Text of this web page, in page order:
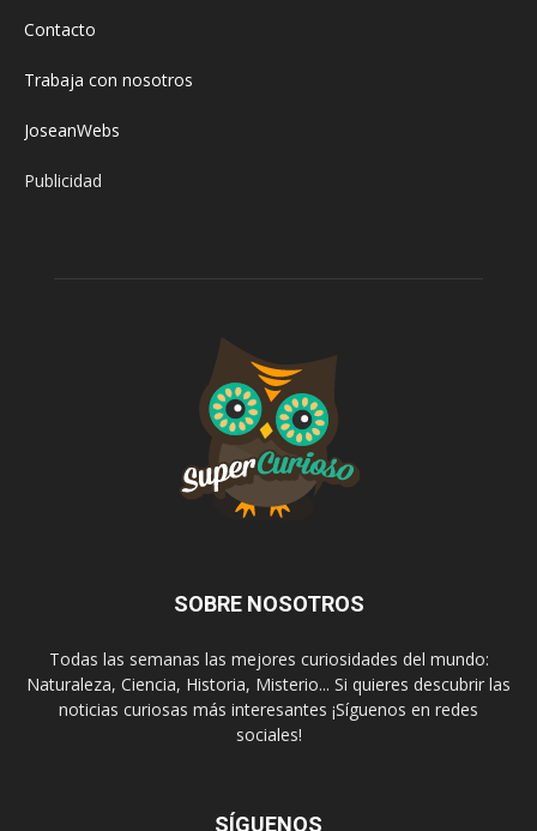
Contacto
Trabaja con nosotros
JoseanWebs
Publicidad
SOBRE NOSOTROS
Todas las semanas las mejores curiosidades del mundo:
Naturaleza, Ciencia, Historia, Misterio... Si quieres descubrir las
noticias curiosas más interesantes ¡Síguenos en redes
sociales!
SÍGUENOS